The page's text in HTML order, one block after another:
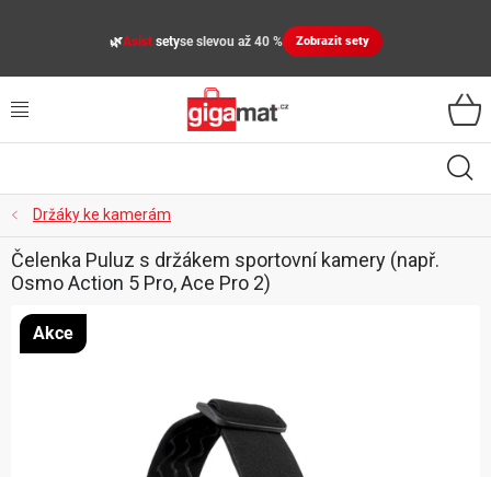
🌿Asistsetyse slevou až 40 % Zobrazit sety
ZAHRADA
DÍLNA
ÚLOŽNÉ BOXY, PLASTOVÉ REGÁLY, ORGANIZÉRY
Držáky ke kamerám
Čelenka Puluz s držákem sportovní kamery (např.
Osmo Action 5 Pro, Ace Pro 2)
Akce